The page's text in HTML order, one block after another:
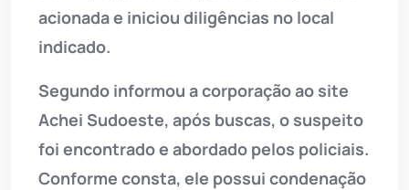
acionada e iniciou diligências no local
indicado.
Segundo informou a corporação ao site
Achei Sudoeste, após buscas, o suspeito
foi encontrado e abordado pelos policiais.
Conforme consta, ele possui condenação